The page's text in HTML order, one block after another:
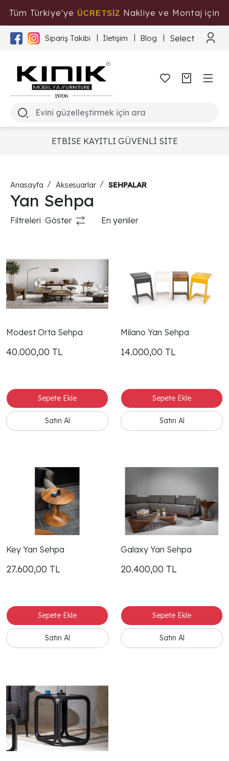
Tüm Türkiye'ye ÜCRETSİZ Nakliye ve Montaj için
Tıklayınız
Sipariş Takibi İletişim Blog Select
ETBİSE KAYITLI GÜVENLİ SİTE
Anasayfa Aksesuarlar SEHPALAR
Yan Sehpa
Filtreleri Göster En yeniler
Modest Orta Sehpa
40.000,00 TL
Milano Yan Sehpa
14.000,00 TL
Key Yan Sehpa
27.600,00 TL
Galaxy Yan Sehpa
20.400,00 TL